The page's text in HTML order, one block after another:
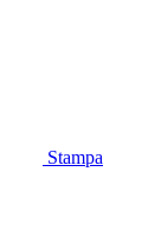
Stampa